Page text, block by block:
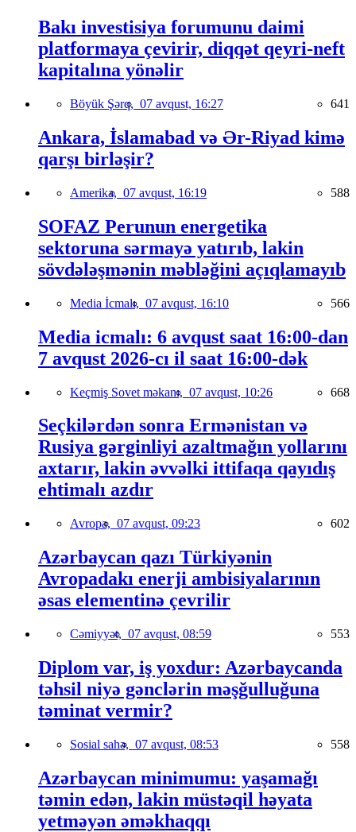
Bakı investisiya forumunu daimi
platformaya çevirir, diqqət qeyri-neft
kapitalına yönəlir
Böyük Şərq, 07 avqust, 16:27 641
Ankara, İslamabad və Ər-Riyad kimə
qarşı birləşir?
Amerika, 07 avqust, 16:19 588
SOFAZ Perunun energetika
sektoruna sərmayə yatırıb, lakin
sövdələşmənin məbləğini açıqlamayıb
Media İcmalı, 07 avqust, 16:10 566
Media icmalı: 6 avqust saat 16:00-dan
7 avqust 2026-cı il saat 16:00-dək
Keçmiş Sovet məkanı, 07 avqust, 10:26 668
Seçkilərdən sonra Ermənistan və
Rusiya gərginliyi azaltmağın yollarını
axtarır, lakin əvvəlki ittifaqa qayıdış
ehtimalı azdır
Avropa, 07 avqust, 09:23 602
Azərbaycan qazı Türkiyənin
Avropadakı enerji ambisiyalarının
əsas elementinə çevrilir
Cəmiyyət, 07 avqust, 08:59 553
Diplom var, iş yoxdur: Azərbaycanda
təhsil niyə gənclərin məşğulluğuna
təminat vermir?
Sosial sahə, 07 avqust, 08:53 558
Azərbaycan minimumu: yaşamağı
təmin edən, lakin müstəqil həyata
yetməyən əməkhaqqı